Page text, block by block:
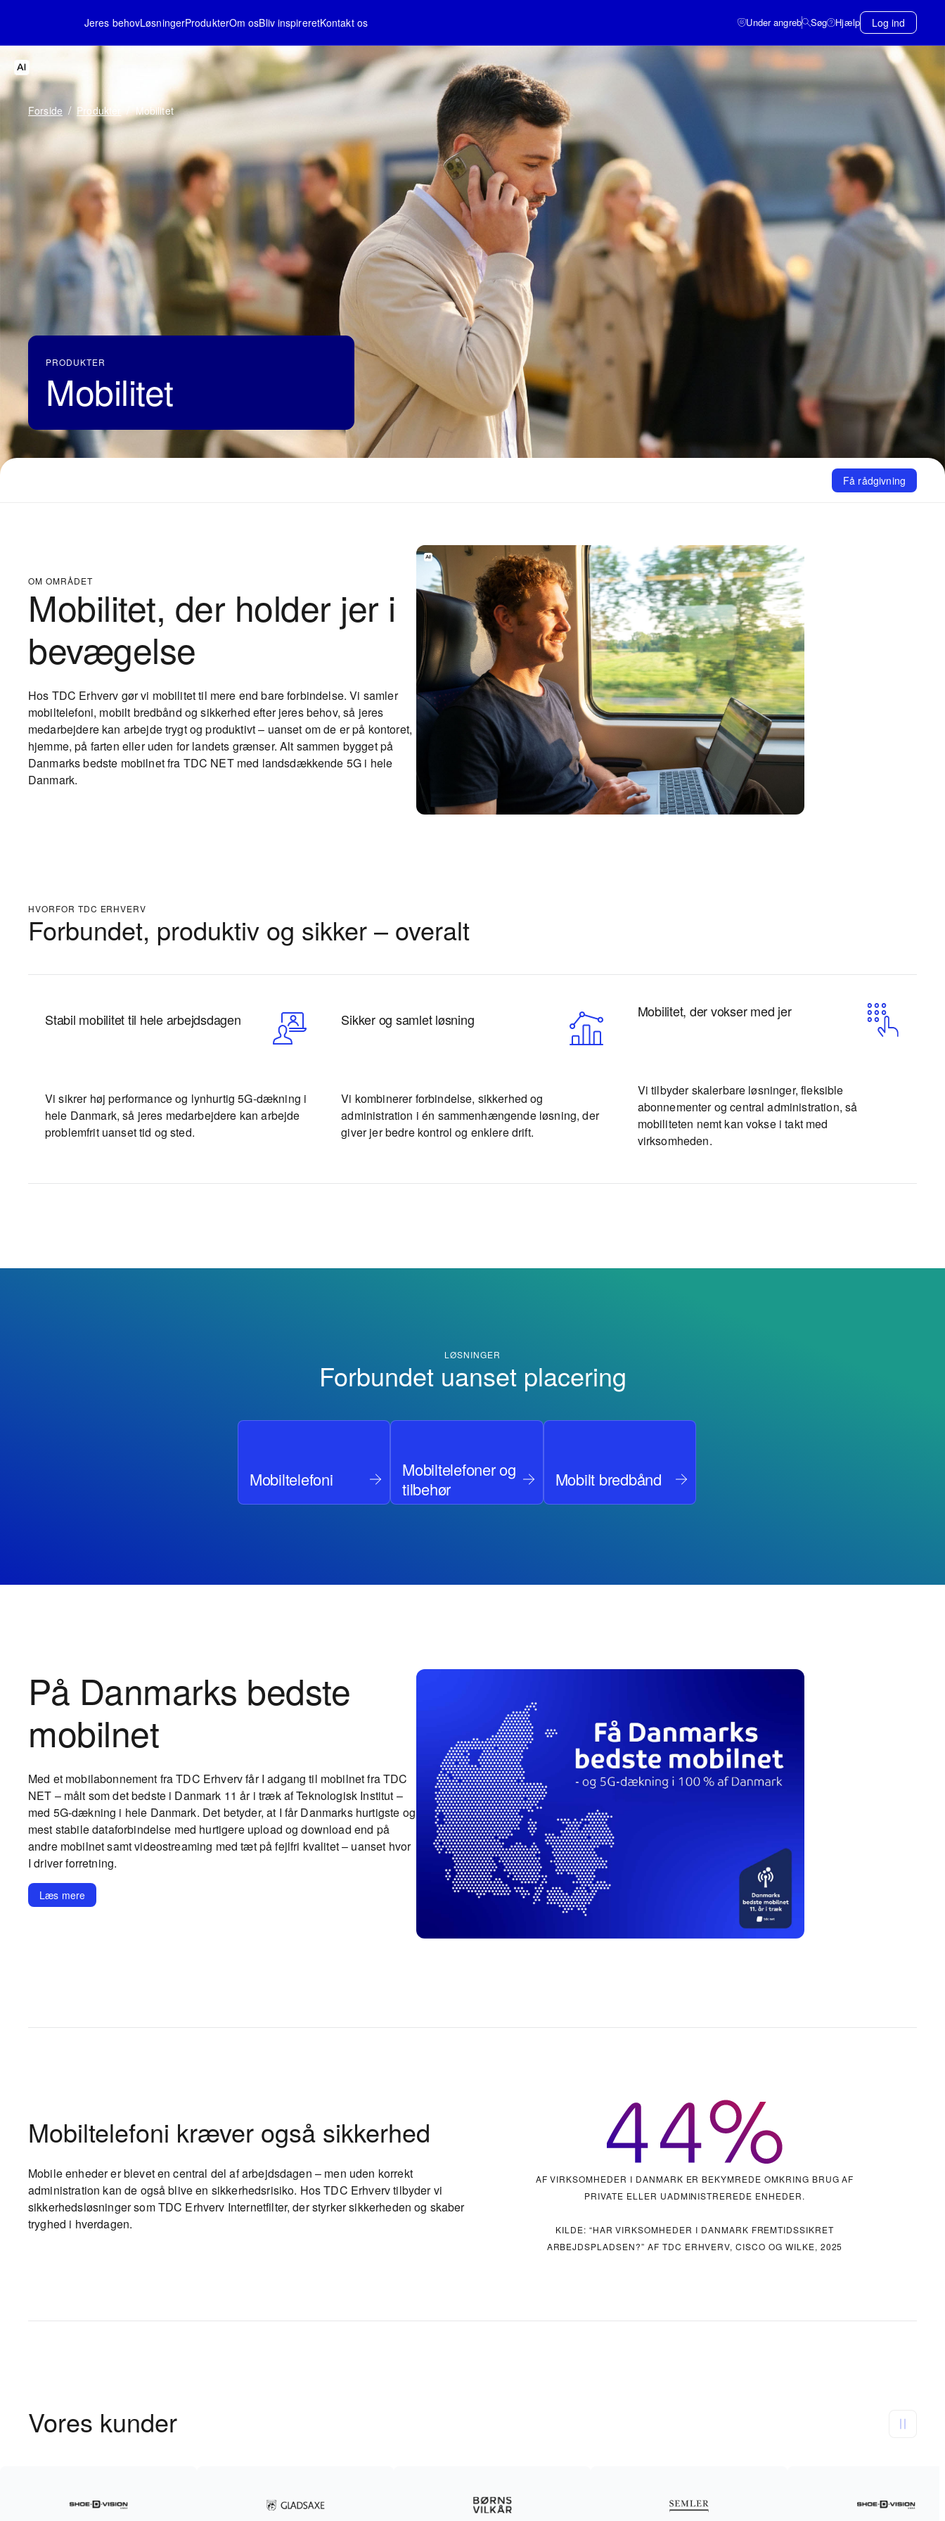
Jeres behovLøsningerProdukterOm osBliv inspireretKontakt os Under angreb Søg Hjælp Log ind
Forside / Produkter / Mobilitet
PRODUKTER
Mobilitet
Få rådgivning
OM OMRÅDET
Mobilitet, der holder jer i
bevægelse
Hos TDC Erhverv gør vi mobilitet til mere end bare forbindelse. Vi samler
mobiltelefoni, mobilt bredbånd og sikkerhed efter jeres behov, så jeres
medarbejdere kan arbejde trygt og produktivt – uanset om de er på kontoret,
hjemme, på farten eller uden for landets grænser.Alt sammen bygget på
Danmarks bedste mobilnet fra TDC NET med landsdækkende 5G i hele
Danmark.
HVORFOR TDC ERHVERV
Forbundet, produktiv og sikker – overalt
Stabil mobilitet til hele arbejdsdagen
Vi sikrer høj performance og lynhurtig 5G-dækning i
hele Danmark, så jeres medarbejdere kan arbejde
problemfrit uanset tid og sted.
Sikker og samlet løsning
Vi kombinerer forbindelse, sikkerhed og
administration i én sammenhængende løsning, der
giver jer bedre kontrol og enklere drift.
Mobilitet, der vokser med jer
Vi tilbyder skalerbare løsninger, fleksible
abonnementer og central administration, så
mobiliteten nemt kan vokse i takt med
virksomheden.
LØSNINGER
Forbundet uanset placering
Mobiltelefoni
Mobiltelefoner og
tilbehør
Mobilt bredbånd
På Danmarks bedste
mobilnet
Med et mobilabonnement fra TDC Erhverv får I adgang til mobilnet fra TDC
NET – målt som det bedste i Danmark 11 år i træk af Teknologisk Institut –
med 5G-dækning i hele Danmark. Det betyder, at I får Danmarks hurtigste og
mest stabile dataforbindelse med hurtigere upload og download end på
andre mobilnet samt videostreaming med tæt på fejlfri kvalitet – uanset hvor
I driver forretning.
Læs mere
Mobiltelefoni kræver også sikkerhed
Mobile enheder er blevet en central del af arbejdsdagen – men uden korrekt
administration kan de også blive en sikkerhedsrisiko. Hos TDC Erhverv tilbyder vi
sikkerhedsløsninger som TDC Erhverv Internetfilter, der styrker sikkerheden og skaber
tryghed i hverdagen.
AF VIRKSOMHEDER I DANMARK ER BEKYMREDE OMKRING BRUG AF
PRIVATE ELLER UADMINISTREREDE ENHEDER.
KILDE: “HAR VIRKSOMHEDER I DANMARK FREMTIDSSIKRET
ARBEJDSPLADSEN?” AF TDC ERHVERV, CISCO OG WILKE, 2025
Vores kunder